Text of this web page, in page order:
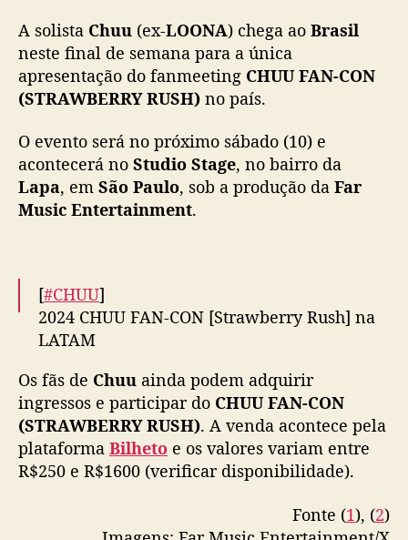
T
R
A
R
R
Y
:
u
u
f
a
r
p
A solista Chuu (ex-LOONA) chega ao Brasil
neste final de semana para a única
apresentação do fanmeeting CHUU FAN-CON
(STRAWBERRY RUSH) no país.
O evento será no próximo sábado (10) e
acontecerá no Studio Stage, no bairro da
Lapa, em São Paulo, sob a produção da Far
Music Entertainment.
[#CHUU]
2024 CHUU FAN-CON [Strawberry Rush] na
LATAM
Prepare-se e entre no rush com 🍓!!
🎫 Ingressos:https://t.co/LmJvd1RBIo#츄
#Strawberry_Rush #스트로베리러쉬
#CHUU_FANCON_AMERICAS#farmusicentert
Os fãs de Chuu ainda podem adquirir
ingressos e participar do CHUU FAN-CON
(STRAWBERRY RUSH). A venda acontece pela
plataforma Bilheto e os valores variam entre
R$250 e R$1600 (verificar disponibilidade).
Fonte (1), (2)